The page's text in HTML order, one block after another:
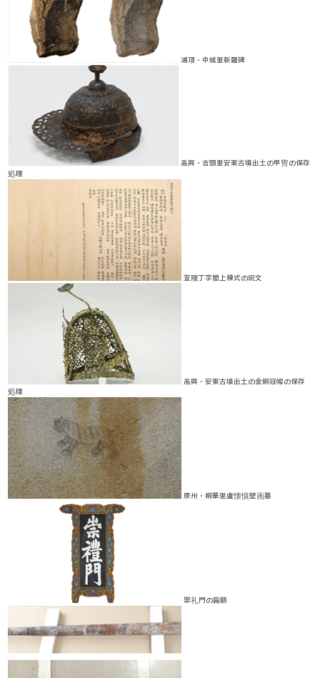
浦項・中城里新羅碑
高興・吉頭里安東古墳出土の甲冑の保存
処理
宣陵丁字閣上棟式の祝文
高興・安東古墳出土の金銅冠帽の保存
処理
原州・桐華里盧懐慎壁画墓
崇礼門の扁額